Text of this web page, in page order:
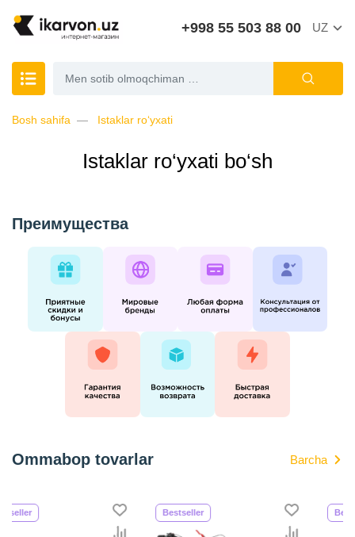
+998 55 503 88 00 UZ
Bosh sahifa Istaklar ro‘yxati
Istaklar ro‘yxati bo‘sh
Преимущества
Ommabop tovarlar Barcha